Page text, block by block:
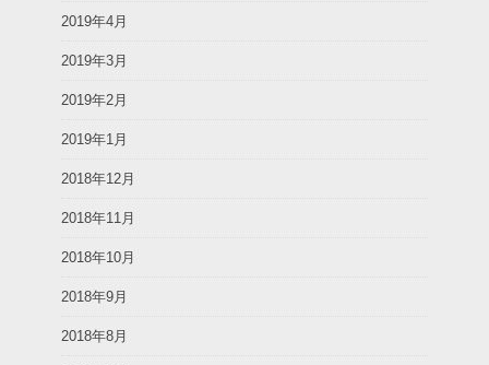
2019年4月
2019年3月
2019年2月
2019年1月
2018年12月
2018年11月
2018年10月
2018年9月
2018年8月